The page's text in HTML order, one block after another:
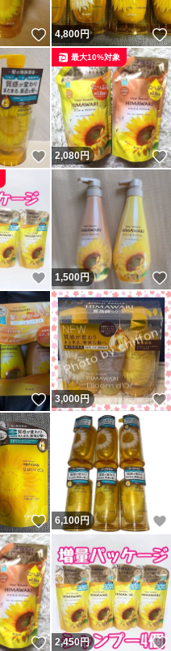
いいね！
4,800円
いいね！
2,080円
最大10%対象
いいね！
1,500円
いいね！
3,000円
いいね！
6,100円
いいね！
2,450円